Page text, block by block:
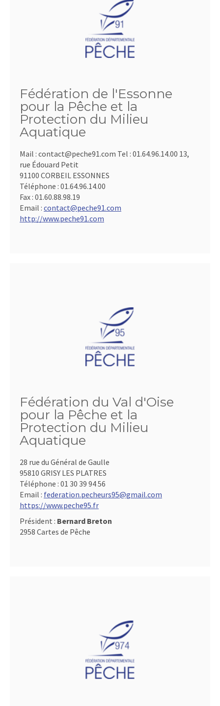
Fédération de l'Essonne
pour la Pêche et la
Protection du Milieu
Aquatique
Mail : contact@peche91.com Tel : 01.64.96.14.00 13,
rue Édouard Petit
91100 CORBEIL ESSONNES
Téléphone : 01.64.96.14.00
Fax : 01.60.88.98.19
Email : contact@peche91.com
http://www.peche91.com
Fédération du Val d'Oise
pour la Pêche et la
Protection du Milieu
Aquatique
28 rue du Général de Gaulle
95810 GRISY LES PLATRES
Téléphone : 01 30 39 94 56
Email : federation.pecheurs95@gmail.com
https://www.peche95.fr
Président : Bernard Breton
2958 Cartes de Pêche